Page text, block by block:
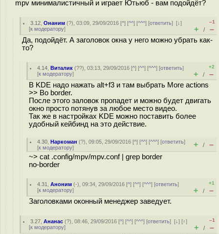
mpv минималистичный и играет Ютьюб - вам подойдёт?
3.12 ,Онаним (?), 03:09, 29/09/2016 [^] [^^] [^^^] [ответить][↓]
[к модератору]
–1
+ / –
Да, подойдёт. А заголовок окна у него можно убрать как-
то?
4.14 ,Виталик (??), 03:13, 29/09/2016 [^] [^^] [^^^] [ответить]
[к модератору]
+2
+ / –
В KDE надо нажать alt+f3 и там выбрать More actions
>> Bo border.
После этого заловок пропадет и можно будет двигать
окно просто потянув за любое место видео.
Так же в настройках KDE можно поставить более
удобный кейбинд на это действие.
4.30 ,Наркоман (?), 09:05, 29/09/2016 [^] [^^] [^^^] [ответить]
[к модератору] + / –
~> cat .config/mpv/mpv.conf | grep border
no-border
4.31 ,Аноним (-), 09:34, 29/09/2016 [^] [^^] [^^^] [ответить]
[к модератору]
+1
+ / –
Заголовками оконный менеджер заведует.
3.27 ,Ананас (?), 08:46, 29/09/2016 [^] [^^] [^^^] [ответить][↓] [↑]
[к модератору]
–1
+ / –